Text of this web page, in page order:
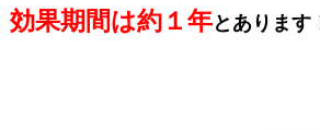
効果期間は約１年とあります